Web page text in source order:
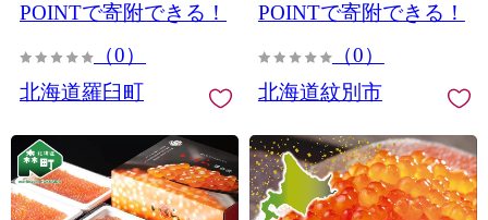
POINTで寄附できる！
（0）
北海道羅臼町
POINTで寄附できる！
（0）
北海道紋別市